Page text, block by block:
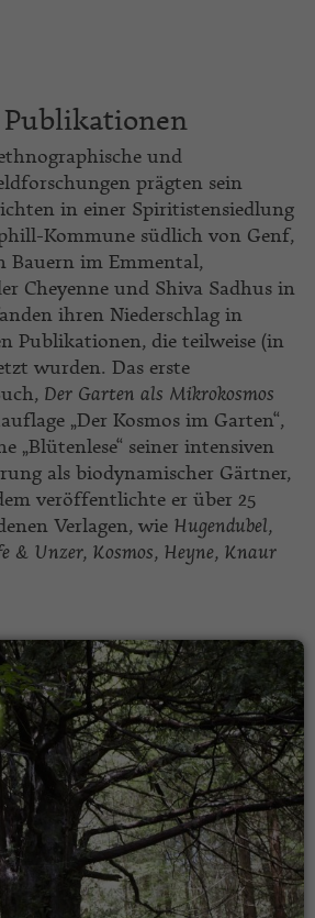
Publikationen
und
prägten sein
in einer Spiritistensiedlung
Kommune südlich von Genf,
Bauern im Emmental,
Cheyenne und Shiva Sadhus in
ihren Niederschlag in
Publikationen, die teilweise (in
wurden. Das erste
Der Garten als Mikrokosmos
„Der Kosmos im Garten“,
„Blütenlese“ seiner intensiven
als biodynamischer Gärtner,
veröffentlichte er über 25
Verlagen, wie Hugendubel,
& Unzer, Kosmos, Heyne, Knaur